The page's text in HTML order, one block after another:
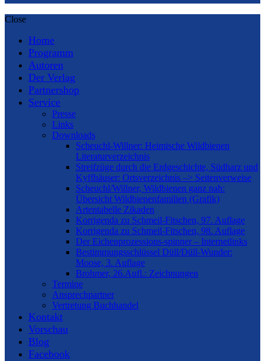
Close
Home
Programm
Autoren
Der Verlag
Partnershop
Service
Presse
Links
Downloads
Scheuchl-Willner: Heimische Wildbienen
Literaturverzeichnis
Streifzüge durch die Erdgeschichte, Südharz und
Kyffhäuser: Ortsverzeichnis –> Seitenverweise
Scheuchl/Willner, Wildbienen ganz nah:
Übersicht Wildbienenfamilien (Grafik)
Artentabelle Zikaden
Korrigenda zu Schmeil-Fitschen, 97. Auflage
Korrigenda zu Schmeil-Fitschen, 98. Auflage
Der Eichenprozessions-spinner – Internetlinks
Bestimmungsschlüssel Düll/Düll-Wunder:
Moose, 3. Auflage
Brohmer, 26.Aufl.: Zeichnungen
Termine
Ansprechpartner
Vertretung Buchhandel
Kontakt
Vorschau
Blog
Facebook